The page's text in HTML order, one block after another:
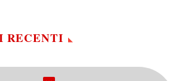
RECENTI